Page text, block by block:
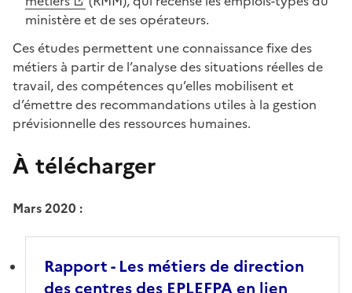
ministère et de ses opérateurs.
Ces études permettent une connaissance fixe des
métiers à partir de l’analyse des situations réelles de
travail, des compétences qu’elles mobilisent et
d’émettre des recommandations utiles à la gestion
prévisionnelle des ressources humaines.
À télécharger
Mars 2020 :
Rapport - Les métiers de direction
des centres des EPLEFPA en lien